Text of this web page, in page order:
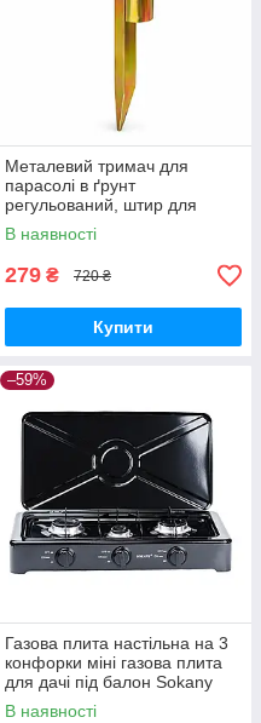
Металевий тримач для
парасолі в ґрунт
регульований, штир для
садової парасолі з
фіксатором
В наявності
279 ₴ 720 ₴
Купити
–59%
Газова плита настільна на 3
конфорки міні газова плита
для дачі під балон Sokany
В наявності